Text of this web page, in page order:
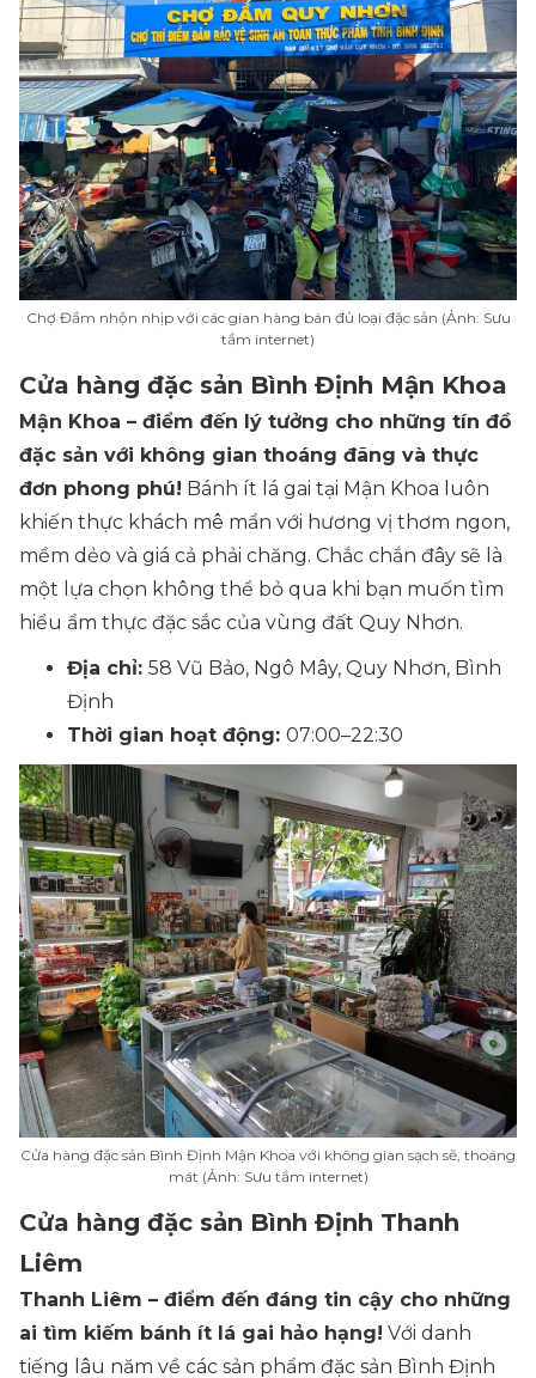
Chợ Đầm nhộn nhịp với các gian hàng bán đủ loại đặc sản (Ảnh: Sưu
tầm internet)
Cửa hàng đặc sản Bình Định Mận Khoa
Mận Khoa – điểm đến lý tưởng cho những tín đồ
đặc sản với không gian thoáng đãng và thực
đơn phong phú! Bánh ít lá gai tại Mận Khoa luôn
khiến thực khách mê mẩn với hương vị thơm ngon,
mềm dẻo và giá cả phải chăng. Chắc chắn đây sẽ là
một lựa chọn không thể bỏ qua khi bạn muốn tìm
hiểu ẩm thực đặc sắc của vùng đất Quy Nhơn.
Địa chỉ: 58 Vũ Bảo, Ngô Mây, Quy Nhơn, Bình
Định
Thời gian hoạt động: 07:00–22:30
Cửa hàng đặc sản Bình Định Mận Khoa với không gian sạch sẽ, thoáng
mát (Ảnh: Sưu tầm internet)
Cửa hàng đặc sản Bình Định Thanh
Liêm
Thanh Liêm – điểm đến đáng tin cậy cho những
ai tìm kiếm bánh ít lá gai hảo hạng! Với danh
tiếng lâu năm về các sản phẩm đặc sản Bình Định